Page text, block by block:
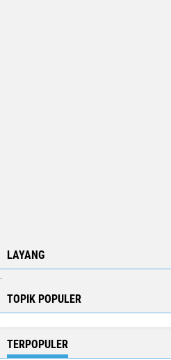
LAYANG
TOPIK POPULER
TERPOPULER